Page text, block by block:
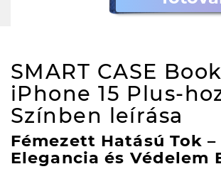
SMART CASE
iPhone 15 Plus-
Színben leírása
Fémezett Hatású Tok –
Elegancia és Védelem